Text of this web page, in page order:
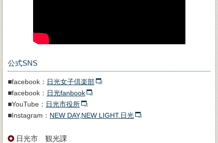
公式SNS
■facebook： 日光女子倶楽部
■facebook： 日光fanbook
■YouTube： 日光市役所
■Instagram： NEW DAY,NEW LIGHT.日光
日光市 観光課